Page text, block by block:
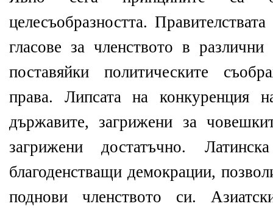
целесъобразността.
гласове за членството в
поставяйки политическите
права. Липсата на конкуренция
държавите, загрижени за
загрижени достатъчно.
благоденстващи демокрации,
поднови членството си.